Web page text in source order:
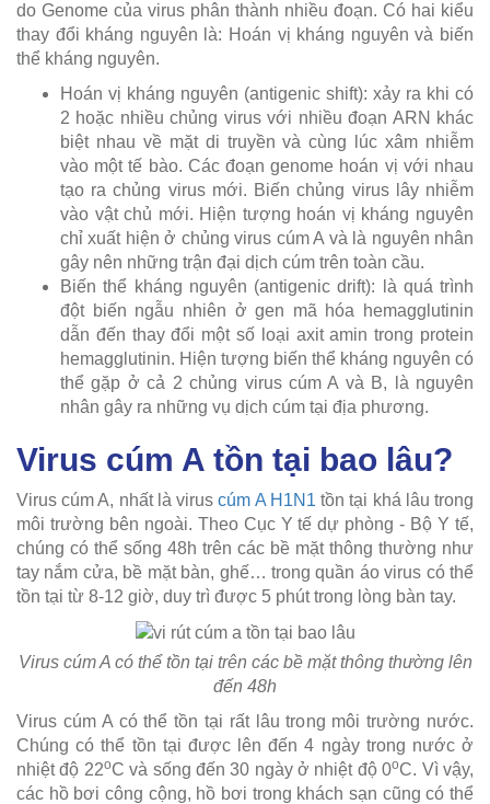
do Genome của virus phân thành nhiều đoạn. Có hai kiểu
thay đổi kháng nguyên là: Hoán vị kháng nguyên và biến
thể kháng nguyên.
Hoán vị kháng nguyên (antigenic shift): xảy ra khi có
2 hoặc nhiều chủng virus với nhiều đoạn ARN khác
biệt nhau về mặt di truyền và cùng lúc xâm nhiễm
vào một tế bào. Các đoạn genome hoán vị với nhau
tạo ra chủng virus mới. Biến chủng virus lây nhiễm
vào vật chủ mới. Hiện tượng hoán vị kháng nguyên
chỉ xuất hiện ở chủng virus cúm A và là nguyên nhân
gây nên những trận đại dịch cúm trên toàn cầu.
Biến thể kháng nguyên (antigenic drift): là quá trình
đột biến ngẫu nhiên ở gen mã hóa hemagglutinin
dẫn đến thay đổi một số loại axit amin trong protein
hemagglutinin. Hiện tượng biến thể kháng nguyên có
thể gặp ở cả 2 chủng virus cúm A và B, là nguyên
nhân gây ra những vụ dịch cúm tại địa phương.
Virus cúm A tồn tại bao lâu?
Virus cúm A, nhất là viruscúm A H1N1 tồn tại khá lâu trong
môi trường bên ngoài. Theo Cục Y tế dự phòng - Bộ Y tế,
chúng có thể sống 48h trên các bề mặt thông thường như
tay nắm cửa, bề mặt bàn, ghế… trong quần áo virus có thể
tồn tại từ 8-12 giờ, duy trì được 5 phút trong lòng bàn tay.
Virus cúm A có thể tồn tại trên các bề mặt thông thường lên
đến 48h
Virus cúm A có thể tồn tại rất lâu trong môi trường nước.
Chúng có thể tồn tại được lên đến 4 ngày trong nước ở
nhiệt độ 22oC và sống đến 30 ngày ở nhiệt độ 0oC. Vì vậy,
các hồ bơi công cộng, hồ bơi trong khách sạn cũng có thể